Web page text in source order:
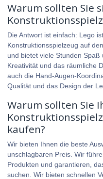
Warum sollten Sie
Die Antwort ist einfach: Lego
Konstruktionsspielzeug auf
und bietet viele Stunden
Kreativität und das räumliche
auch die Hand-Augen-
Qualität und das Design der
Warum sollten Sie
kaufen?
Wir bieten Ihnen die beste
unschlagbaren Preis. Wir
Produkten und garantieren,
suchen. Wir bieten schnellen